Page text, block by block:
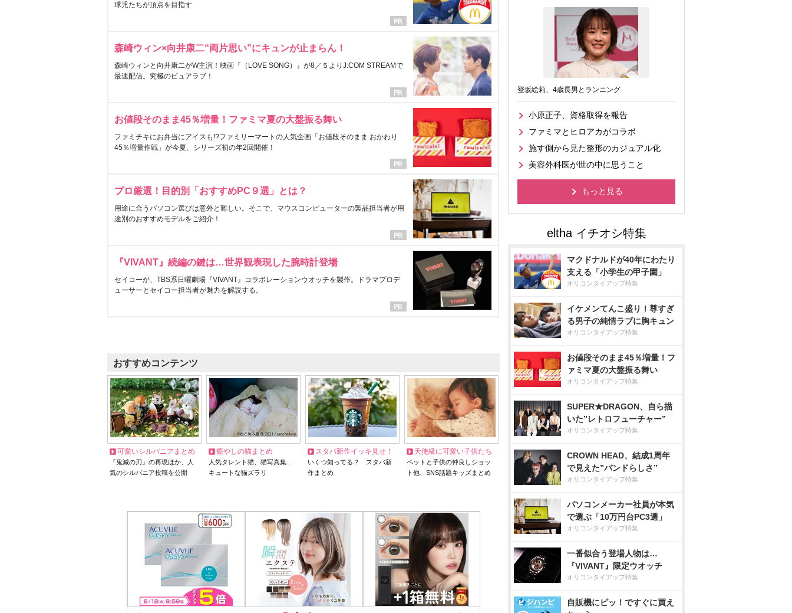
球児たちが頂点を目指す
森崎ウィン×向井康二“両片思い”にキュンが止まらん！
森崎ウィンと向井康二がW主演！映画『（LOVE SONG）』が8／５よりJ:COM STREAMで
最速配信。究極のピュアラブ！
お値段そのまま45％増量！ファミマ夏の大盤振る舞い
ファミチキにお弁当にアイスも!?ファミリーマートの人気企画「お値段そのまま おかわり
45％増量作戦」が今夏、シリーズ初の年2回開催！
プロ厳選！目的別「おすすめPC９選」とは？
用途に合うパソコン選びは意外と難しい。そこで、マウスコンピューターの製品担当者が用
途別のおすすめモデルをご紹介！
『VIVANT』続編の鍵は…世界観表現した腕時計登場
セイコーが、TBS系日曜劇場『VIVANT』コラボレーションウオッチを製作。ドラマプロデ
ューサーとセイコー担当者が魅力を解説する。
おすすめコンテンツ
可愛いシルバニアまとめ
『鬼滅の刃』の再現ほか、人
気のシルバニア投稿を公開
癒やしの猫まとめ
人気タレント猫、猫写真集…
キュートな猫ズラリ
スタバ新作イッキ見せ！
いくつ知ってる？ スタバ新
作まとめ
天使級に可愛い子供たち
ペットと子供の仲良しショッ
ト他、SNS話題キッズまとめ
登坂絵莉、4歳長男とランニング
小原正子、資格取得を報告
ファミマとヒロアカがコラボ
施す側から見た整形のカジュアル化
美容外科医が世の中に思うこと
もっと見る
マクドナルドが40年にわたり
支える「小学生の甲子園」
オリコンタイアップ特集
イケメンてんこ盛り！尊すぎ
る男子の純情ラブに胸キュン
オリコンタイアップ特集
お値段そのまま45％増量！フ
ァミマ夏の大盤振る舞い
オリコンタイアップ特集
SUPER★DRAGON、自ら描
いた”レトロフューチャー”
オリコンタイアップ特集
CROWN HEAD、結成1周年
で見えた”バンドらしさ”
オリコンタイアップ特集
パソコンメーカー社員が本気
で選ぶ「10万円台PC3選」
オリコンタイアップ特集
一番似合う登場人物は…
『VIVANT』限定ウオッチ
オリコンタイアップ特集
自販機にピッ！ですぐに買え